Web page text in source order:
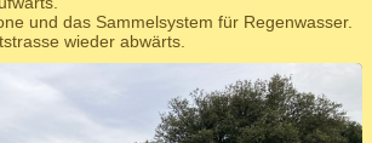
und das Sammelsystem für Regenwasser.
wieder abwärts.